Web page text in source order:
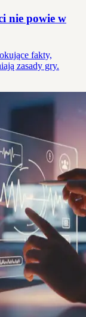
nie powie w
fakty,
zasady gry.